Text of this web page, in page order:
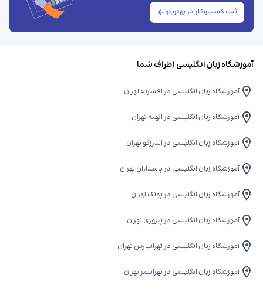
ثبت کسب‌وکار در بهترینو
آموزشگاه زبان انگلیسی اطراف شما
آموزشگاه زبان انگلیسی در افسریه تهران
آموزشگاه زبان انگلیسی در الهیه تهران
آموزشگاه زبان انگلیسی در اندرزگو تهران
آموزشگاه زبان انگلیسی در پاسداران تهران
آموزشگاه زبان انگلیسی در پونک تهران
آموزشگاه زبان انگلیسی در پیروزی تهران
آموزشگاه زبان انگلیسی در تهرانپارس تهران
آموزشگاه زبان انگلیسی در تهرانسر تهران